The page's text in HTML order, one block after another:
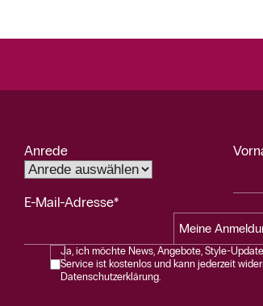
Anrede
E-Mail-Adresse*
Meine
Ja, ich möchte News, Angebote, Style-
Service ist kostenlos und kann jederzeit
Datenschutzerklärung.